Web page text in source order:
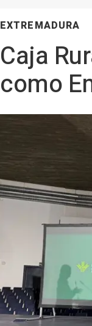
EXTREMADURA
Caja
como